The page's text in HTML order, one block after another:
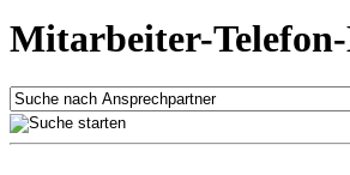
Mitarbeiter-